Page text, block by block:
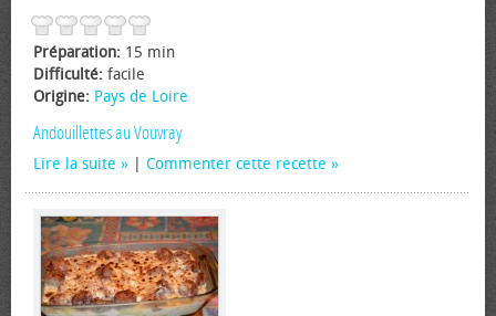
Préparation: 15 min
Difficulté: facile
Origine: Pays de Loire
Andouillettes au Vouvray
Lire la suite Commenter cette recette